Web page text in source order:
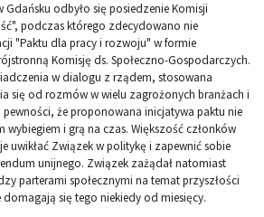
Gdańsku odbyło się posiedzenie Komisji
podczas którego zdecydowano nie
"Paktu dla pracy i rozwoju" w formie
Komisję ds. Społeczno-Gospodarczych.
w dialogu z rządem, stosowana
się od rozmów w wielu zagrożonych branżach i
że proponowana inicjatywa paktu nie
wybiegiem i grą na czas. Większość członków
uwikłać Związek w politykę i zapewnić sobie
unijnego. Związek zażądał natomiast
parterami społecznymi na temat przyszłości
się tego niekiedy od miesięcy.